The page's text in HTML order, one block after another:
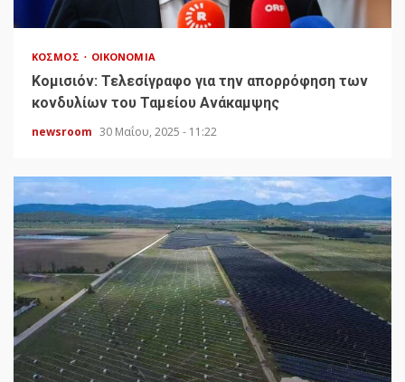
ΚΌΣΜΟΣ ΟΙΚΟΝΟΜΊΑ
Κομισιόν: Τελεσίγραφο για την απορρόφηση των
κονδυλίων του Ταμείου Ανάκαμψης
newsroom 30 Μαΐου, 2025 - 11:22